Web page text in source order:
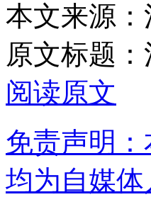
本文来源
原文标题：
阅读原文
免责声明
均为自媒